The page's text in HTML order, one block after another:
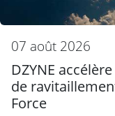
07 août 2026
DZYNE
de
Force